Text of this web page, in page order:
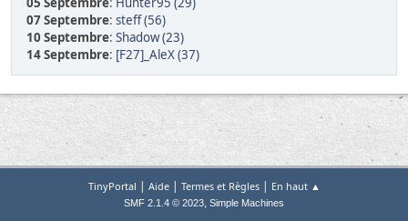
07 Septembre: steff (56)
10 Septembre: Shadow (23)
14 Septembre: [F27]_AleX (37)
TinyPortal | Aide| Termes et Règles| En haut ▲
SMF 2.1.4 © 2023, Simple Machines